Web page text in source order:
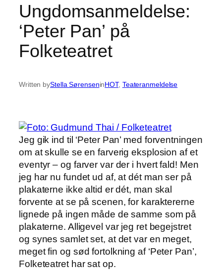
Ungdomsanmeldelse:
‘Peter Pan’ på
Folketeatret
Written byStella SørenseninHOT, Teateranmeldelse
Jeg gik ind til ‘Peter Pan’ med forventningen
om at skulle se en farverig eksplosion af et
eventyr – og farver var der i hvert fald! Men
jeg har nu fundet ud af, at dét man ser på
plakaterne ikke altid er dét, man skal
forvente at se på scenen, for karaktererne
lignede på ingen måde de samme som på
plakaterne. Alligevel var jeg ret begejstret
og synes samlet set, at det var en meget,
meget fin og sød fortolkning af ‘Peter Pan’,
Folketeatret har sat op.